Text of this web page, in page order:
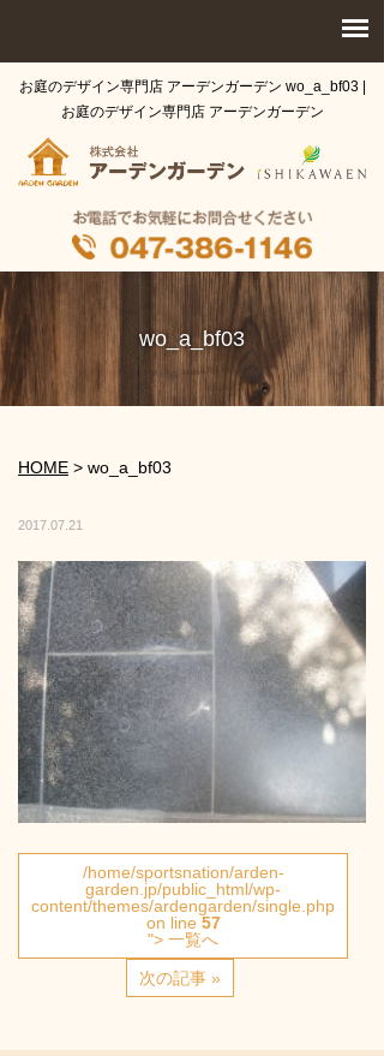
お庭のデザイン専門店 アーデンガーデン wo_a_bf03 |
お庭のデザイン専門店 アーデンガーデン
wo_a_bf03
HOME > wo_a_bf03
2017.07.21
/home/sportsnation/arden-
garden.jp/public_html/wp-
content/themes/ardengarden/single.php
on line 57
"> 一覧へ
次の記事 »